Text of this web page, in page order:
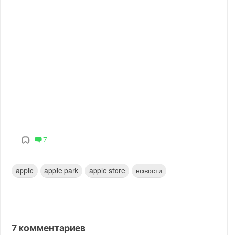
7
apple apple park apple store новости
7 комментариев